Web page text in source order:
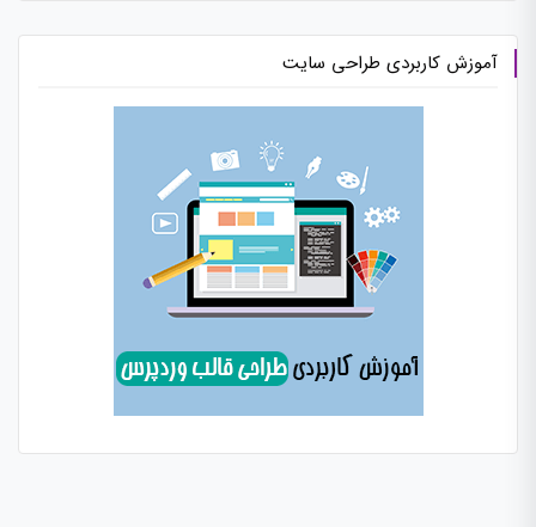
آموزش کاربردی طراحی سایت